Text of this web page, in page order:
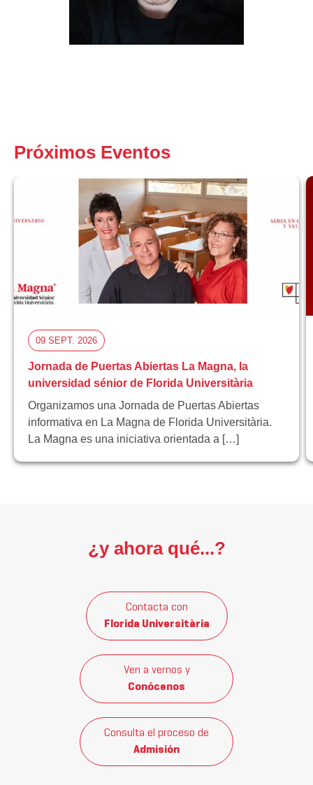
Próximos Eventos
09 SEPT. 2026
Jornada de Puertas Abiertas La Magna, la
universidad sénior de Florida Universitària
Organizamos una Jornada de Puertas Abiertas
informativa en La Magna de Florida Universitària.
La Magna es una iniciativa orientada a […]
¿y ahora qué...?
Contacta con
Florida Universitària
Ven a vernos y
Conócenos
Consulta el proceso de
Admisión